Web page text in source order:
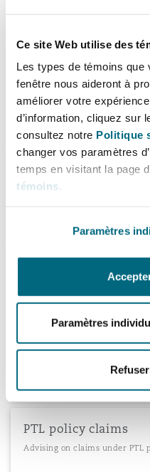
Ce site Web utilise des
Les types de témoins
fenêtre nous aideront à
améliorer votre
d’information, cliquez sur
consultez notre Politique
changer vos paramètres
temps en visitant la page
témoins.
Paramètres
Paramètres
Knock-on effects of
amend scheme rules
Advising on failure to properly
Loss of chance
Acting on loss of chance claims
Successfully defending a
represented to the Insured
therefore entitled to join a
he was not
PTL policy claims
Advising on claims under PTL